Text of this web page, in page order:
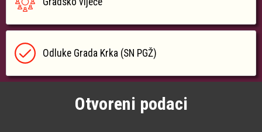
Odluke Grada Krka (SN PGŽ)
Otvoreni podaci